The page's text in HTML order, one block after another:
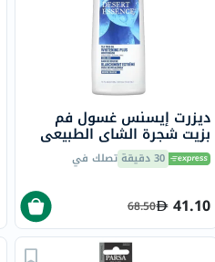
ديزرت إيسنس غسول فم
بزيت شجرة الشاي الطبيعي
لتبييض الأسنان 473 مل
30 دقيقة تصلك في
41.10
68.50